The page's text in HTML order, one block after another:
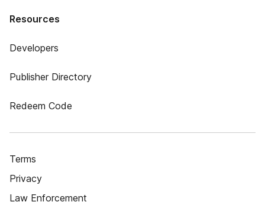
Resources
Developers
Publisher Directory
Redeem Code
Terms
Privacy
Law Enforcement